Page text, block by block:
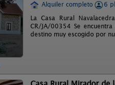
Alquiler completo
6
La Casa Rural
CR/JA/00354 Se
destino muy escogido por